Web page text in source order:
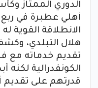
الدوري الممتاز
أهلي عطبرة في
الانطلاقة القوية
هلال التبلدي،
تقديم خدماته مع
الكونفدرالية لكنه
قدرتهم على